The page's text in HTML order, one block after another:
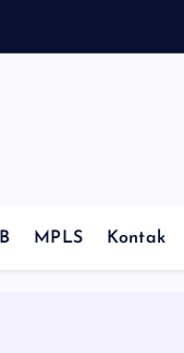
MPLS Kontak